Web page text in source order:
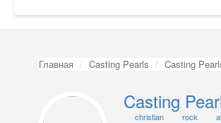
Главная Casting Pearls Casting
Casting
christian rock